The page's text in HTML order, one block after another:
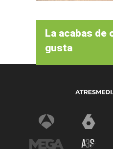
La acabas de
gusta